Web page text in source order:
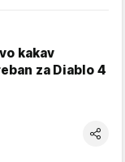
kakav
za Diablo 4